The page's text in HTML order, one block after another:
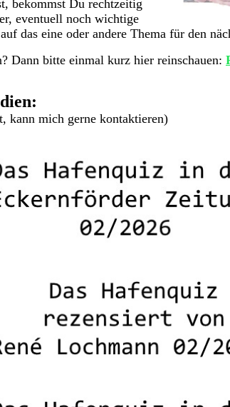
bekommst Du rechtzeitig
eventuell noch wichtige
das eine oder andere Thema für den
Dann bitte einmal kurz hier reinschauen:
kann mich gerne kontaktieren)